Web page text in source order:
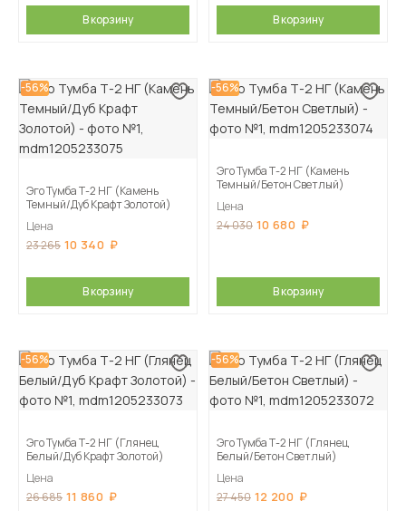
В корзину В корзину
-56%
Эго Тумба Т-2 НГ (Камень
Темный/Дуб Крафт Золотой)
Цена
23 265 10 340
В корзину
-56%
Эго Тумба Т-2 НГ (Камень
Темный/Бетон Светлый)
Цена
24 030 10 680
В корзину
-56%
Эго Тумба Т-2 НГ (Глянец
Белый/Дуб Крафт Золотой)
Цена
26 685 11 860
-56%
Эго Тумба Т-2 НГ (Глянец
Белый/Бетон Светлый)
Цена
27 450 12 200